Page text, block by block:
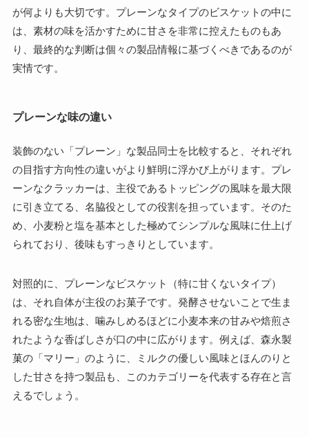
が何よりも大切です。プレーンなタイプのビスケットの中に
は、素材の味を活かすために甘さを非常に控えたものもあ
り、最終的な判断は個々の製品情報に基づくべきであるのが
実情です。
プレーンな味の違い
装飾のない「プレーン」な製品同士を比較すると、それぞれ
の目指す方向性の違いがより鮮明に浮かび上がります。プレ
ーンなクラッカーは、主役であるトッピングの風味を最大限
に引き立てる、名脇役としての役割を担っています。そのた
め、小麦粉と塩を基本とした極めてシンプルな風味に仕上げ
られており、後味もすっきりとしています。
対照的に、プレーンなビスケット（特に甘くないタイプ）
は、それ自体が主役のお菓子です。発酵させないことで生ま
れる密な生地は、噛みしめるほどに小麦本来の甘みや焙煎さ
れたような香ばしさが口の中に広がります。例えば、森永製
菓の「マリー」のように、ミルクの優しい風味とほんのりと
した甘さを持つ製品も、このカテゴリーを代表する存在と言
えるでしょう。